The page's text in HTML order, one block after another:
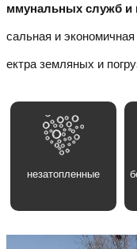
ммунальных служб и
сальная и
ектра земляных и
незатопленные